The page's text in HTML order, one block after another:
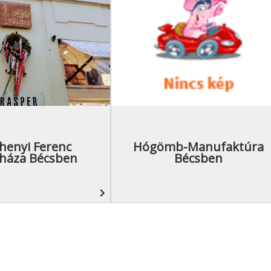
Ferenc
Bécsben
navigate_next
Hógömb-Manufaktúra
Bécsben